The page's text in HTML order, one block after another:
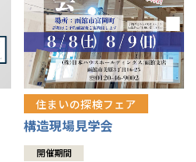
住まいの探検フェア
構造現場見学会
開催期間